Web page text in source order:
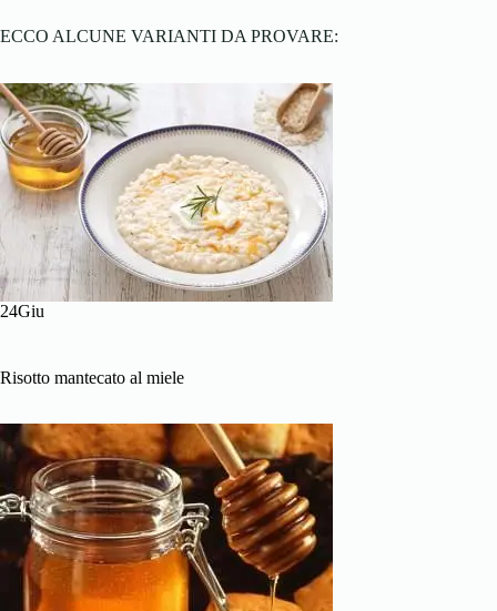
ECCO ALCUNE VARIANTI DA PROVARE:
24Giu
Risotto mantecato al miele